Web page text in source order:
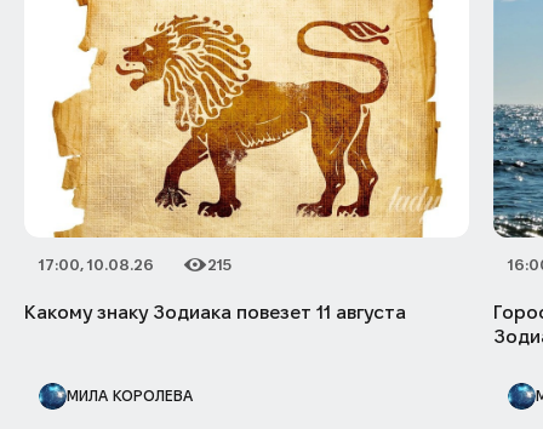
Дата публикации
17:00, 10.08.26
Категория
Количество просмотров
215
Какому знаку Зодиака повезет 11 августа
МИЛА КОРОЛЕВА
Дата